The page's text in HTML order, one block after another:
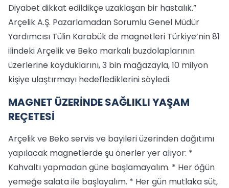
Diyabet dikkat edildikçe uzaklaşan bir hastalık.”
Arçelik A.Ş. Pazarlamadan Sorumlu Genel Müdür
Yardımcısı Tülin Karabük de magnetleri Türkiye’nin 81
ilindeki Arçelik ve Beko markalı buzdolaplarının
üzerlerine koyduklarını, 3 bin mağazayla, 10 milyon
kişiye ulaştırmayı hedeflediklerini söyledi.
MAGNET ÜZERİNDE SAĞLIKLI YAŞAM
REÇETESİ
Arçelik ve Beko servis ve bayileri üzerinden dağıtımı
yapılacak magnetlerde şu önerler yer alıyor: *
Kahvaltı yapmadan güne başlamayalım. * Her öğün
yemeğe salata ile başlayalım. * Her gün mutlaka süt,